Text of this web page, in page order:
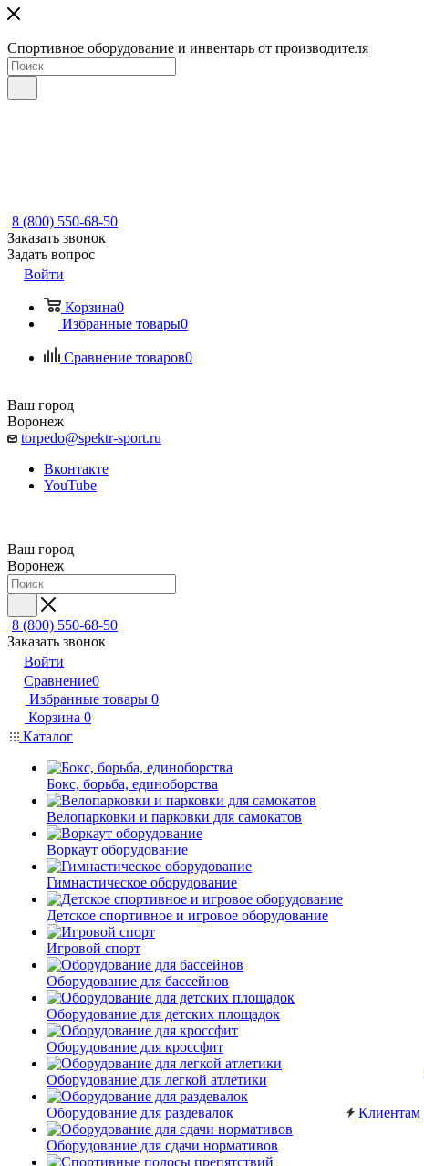
Спортивное оборудование и инвентарь от производителя
8 (800) 550-68-50
Заказать звонок
Задать вопрос
Войти
Корзина0
Избранные товары0
Сравнение товаров0
Ваш город
Воронеж
torpedo@spektr-sport.ru
Вконтакте
YouTube
Ваш город
Воронеж
8 (800) 550-68-50
Заказать звонок
Войти
Сравнение0
Избранные товары 0
Корзина 0
Каталог
Бокс, борьба, единоборства
Велопарковки и парковки для самокатов
Воркаут оборудование
Гимнастическое оборудование
Детское спортивное и игровое оборудование
Игровой спорт
Оборудование для бассейнов
Оборудование для детских площадок
Оборудование для кроссфит
Оборудование для легкой атлетики
Оборудование для раздевалок
Оборудование для сдачи нормативов
Клиентам